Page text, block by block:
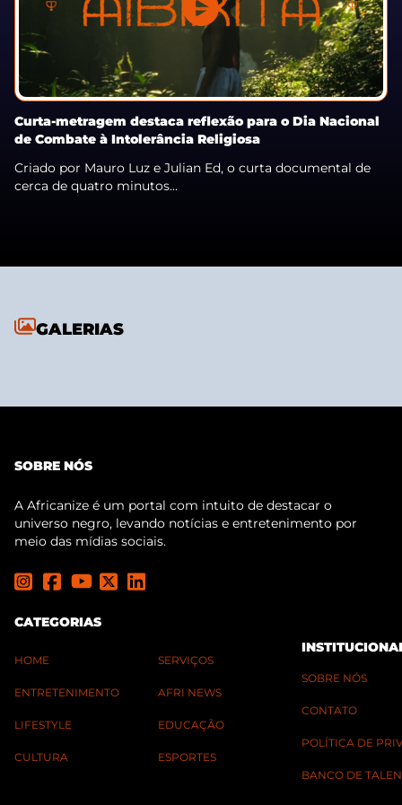
Curta-metragem destaca reflexão para o Dia Nacional
de Combate à Intolerância Religiosa
Criado por Mauro Luz e Julian Ed, o curta documental de
cerca de quatro minutos...
GALERIAS
SOBRE NÓS
A Africanize é um portal com intuito de destacar o
universo negro, levando notícias e entretenimento por
meio das mídias sociais.
CATEGORIAS
HOME
ENTRETENIMENTO
LIFESTYLE
CULTURA
SERVIÇOS
AFRI NEWS
EDUCAÇÃO
ESPORTES
SOBRE NÓS
CONTATO
POLÍTICA DE
BANCO DE